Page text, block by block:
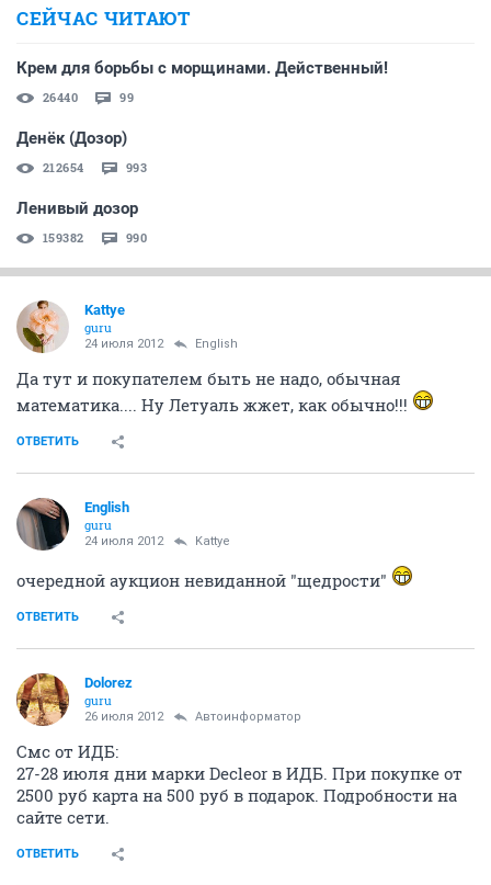
СЕЙЧАС ЧИТАЮТ
Крем для борьбы с морщинами. Действенный!
26440 99
Денёк (Дозор)
212654 993
Ленивый дозор
159382 990
Kattye
guru
24 июля 2012 English
Да тут и покупателем быть не надо, обычная
математика.... Ну Летуаль жжет, как обычно!!!
ОТВЕТИТЬ
English
guru
24 июля 2012 Kattye
очередной аукцион невиданной "щедрости"
ОТВЕТИТЬ
Dolorez
guru
26 июля 2012 Автоинформатор
Смс от ИДБ:
27-28 июля дни марки Decleor в ИДБ. При покупке от
2500 руб карта на 500 руб в подарок. Подробности на
сайте сети.
ОТВЕТИТЬ